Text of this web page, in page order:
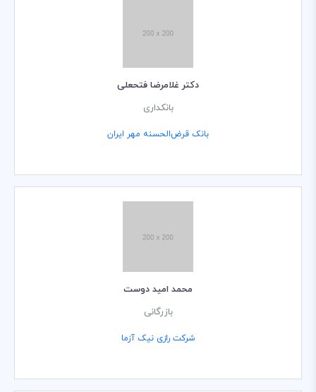
دکتر غلامرضا فتحعلی
بانکداری
بانک قرض‌الحسنه مهر ایران
محمد امید‌ دوست
بازرگانی
شرکت رازی نیک آزما